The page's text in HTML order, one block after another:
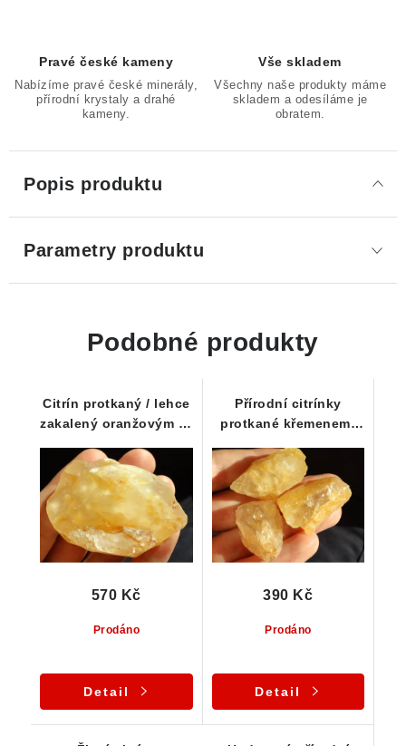
Pravé české kameny
Nabízíme pravé české minerály,
přírodní krystaly a drahé
kameny.
Vše skladem
Všechny naše produkty máme
skladem a odesíláme je
obratem.
Popis produktu
Parametry produktu
Podobné produkty
Citrín protkaný / lehce
zakalený oranžovým až
Prodáno
570 Kč
Detail
Přírodní citrínky
protkané křemenem-
Prodáno
390 Kč
Detail